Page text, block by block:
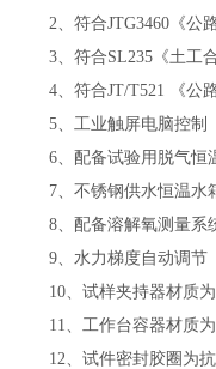
2 、符合JTG3460 《公
3 、符合SL235 《土工
4 、符合JT/T521 《公
5 、工业触屏电脑控制
6 、配备试验用脱气
7 、不锈钢供水恒温水
8 、配备溶解氧测量系
9 、水力梯度自动调节
10 、试样夹持器材质
11
、工作台容器材质为
12 、试件密封胶圈为